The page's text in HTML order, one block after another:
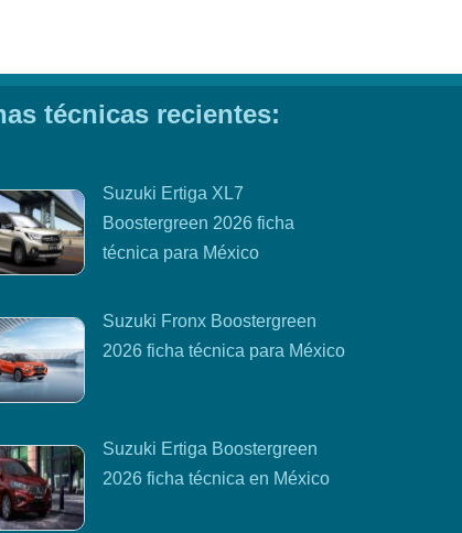
técnicas recientes:
Suzuki Ertiga XL7
Boostergreen 2026 ficha
técnica para México
Suzuki Fronx Boostergreen
2026 ficha técnica para México
Suzuki Ertiga Boostergreen
2026 ficha técnica en México